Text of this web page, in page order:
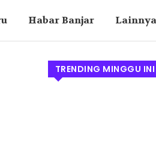
Habar Banjar Lainnya
TRENDING MINGGU INI